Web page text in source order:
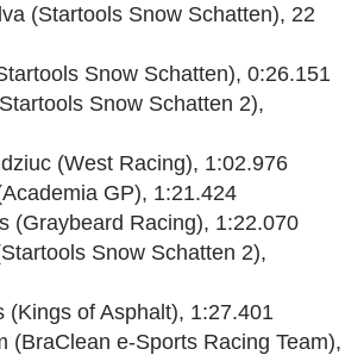
(Startools Snow Schatten), 22
Snow Schatten), 0:26.151
Snow Schatten 2),
(West Racing), 1:02.976
GP), 1:21.424
(Graybeard Racing), 1:22.070
Snow Schatten 2),
(Kings of Asphalt), 1:27.401
(BraClean e-Sports Racing Team),